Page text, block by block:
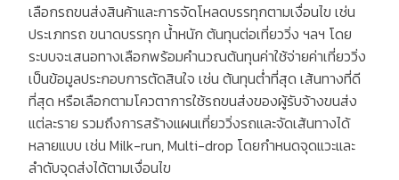
เลือกรถขนส่งสินค้าและการจัดโหลดบรรทุกตามเงื่อนไข เช่น
ประเภทรถ ขนาดบรรทุก น้ำหนัก ต้นทุนต่อเที่ยววิ่ง ฯลฯ โดย
ระบบจะเสนอทางเลือกพร้อมคำนวณต้นทุนค่าใช้จ่ายค่าเที่ยววิ่ง
เป็นข้อมูลประกอบการตัดสินใจ เช่น ต้นทุนต่ำที่สุด เส้นทางที่ดี
ที่สุด หรือเลือกตามโควตาการใช้รถขนส่งของผู้รับจ้างขนส่ง
แต่ละราย รวมถึงการสร้างแผนเที่ยววิ่งรถและจัดเส้นทางได้
หลายแบบ เช่น Milk-run, Multi-drop โดยกำหนดจุดแวะและ
ลำดับจุดส่งได้ตามเงื่อนไข